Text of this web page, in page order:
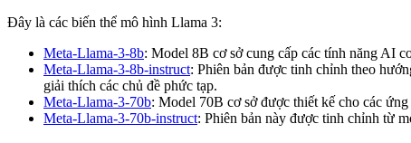
Đây là các biến thể mô hình Llama 3:
Meta-Llama-3-8b: Model 8B cơ sở cung cấp các tính năng AI
Meta-Llama-3-8b-instruct: Phiên bản được tinh chỉnh theo
giải thích các chủ đề phức tạp.
Meta-Llama-3-70b: Model 70B cơ sở được thiết kế cho các
Meta-Llama-3-70b-instruct: Phiên bản này được tinh chỉnh từ